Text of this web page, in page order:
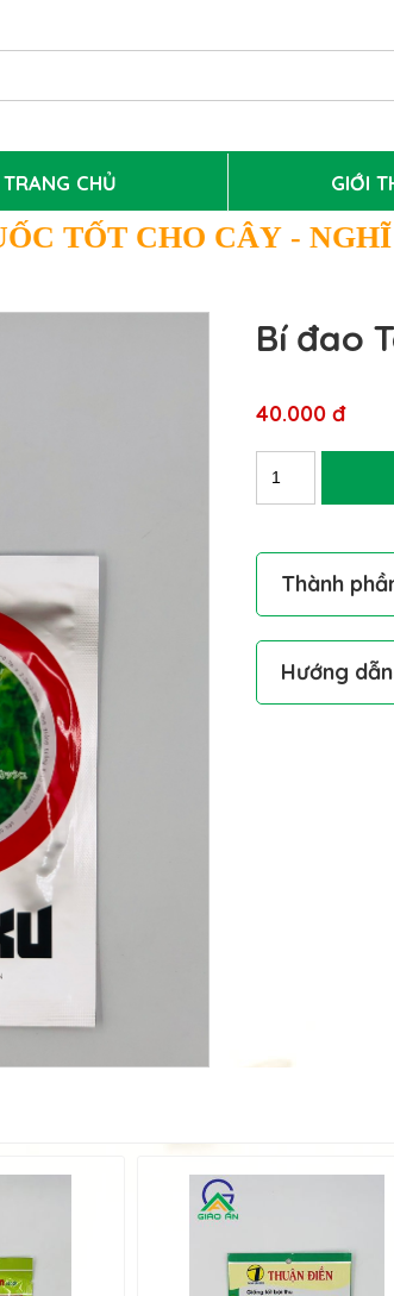
TRANG CHỦ GIỚI
TỐT CHO CÂY -
Bí đao
40.000 đ
Thành
Hướng